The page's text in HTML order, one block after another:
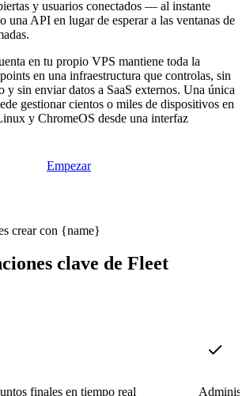
y usuarios conectados — al instante
una API en lugar de esperar a las ventanas de
en tu propio VPS mantiene toda la
en una infraestructura que controlas, sin
y sin enviar datos a SaaS externos. Una única
gestionar cientos o miles de dispositivos en
y ChromeOS desde una interfaz
Empezar
clave de Fleet
finales en tiempo real